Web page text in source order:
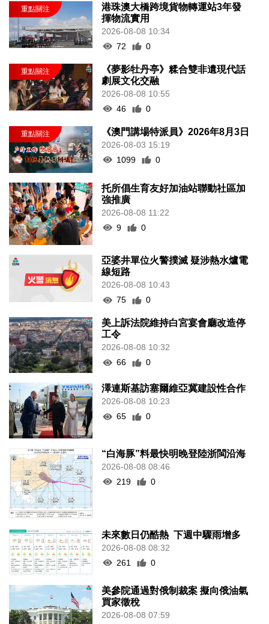
港珠澳大橋跨境貨物轉運站3年發
揮物流實用
2026-08-08 10:34
72
0
《夢影牡丹亭》糅合雙非遺現代話
劇展文化交融
2026-08-08 10:55
46
0
《澳門講場特派員》2026年8月3日
2026-08-03 15:19
1099
0
托所倡生育友好加油站聯動社區加
強推廣
2026-08-08 11:22
9
0
亞婆井單位火警撲滅 疑涉熱水爐電
線短路
2026-08-08 10:43
75
0
美上訴法院維持白宮宴會廳改造停
工令
2026-08-08 10:32
66
0
澤連斯基訪塞爾維亞冀建設性合作
2026-08-08 10:23
65
0
“白海豚”料最快明晚登陸浙閩沿海
2026-08-08 08:46
219
0
未來數日仍酷熱 下週中驟雨增多
2026-08-08 08:32
261
0
美參院通過對俄制裁案 擬向俄油氣
買家徵稅
2026-08-08 07:59